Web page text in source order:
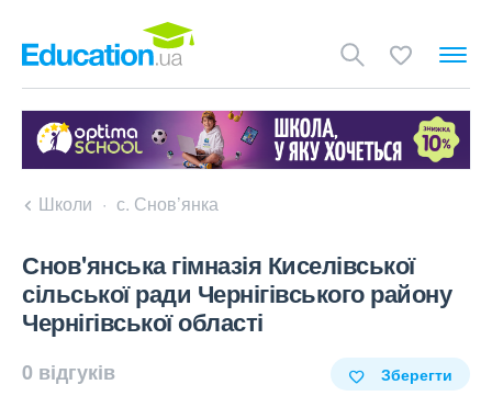
Школи с. Снов’янка
Снов'янська гімназія Киселівської
сільської ради Чернігівського району
Чернігівської області
0 відгуків Зберегти